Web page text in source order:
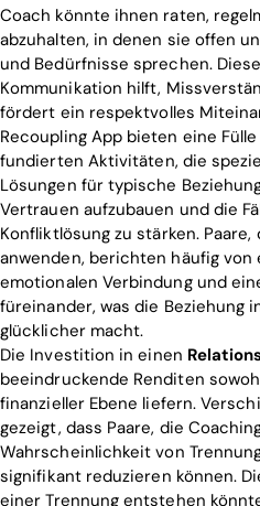
Coach könnte ihnen raten,
abzuhalten, in denen sie offen
und Bedürfnisse sprechen.
Kommunikation hilft,
fördert ein respektvolles
Recoupling App bieten eine
fundierten Aktivitäten, die
Lösungen für typische
Vertrauen aufzubauen und die
Konfliktlösung zu stärken.
anwenden, berichten häufig
emotionalen Verbindung und
füreinander, was die Beziehung
glücklicher macht.
Die Investition in einen
beeindruckende Renditen
finanzieller Ebene liefern.
gezeigt, dass Paare, die
Wahrscheinlichkeit von
signifikant reduzieren können.
einer Trennung entstehen